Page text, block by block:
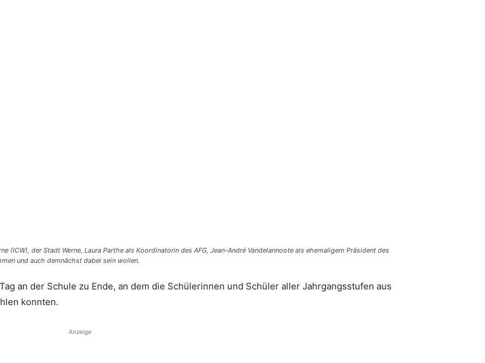
(ICW), der Stadt Werne, Laura Parthe als Koordinatorin des AFG, Jean-André Vandelannoote als ehemaligem Präsident des
und auch demnächst dabei sein wollen.
an der Schule zu Ende, an dem die Schülerinnen und Schüler aller Jahrgangsstufen aus
konnten.
Anzeige